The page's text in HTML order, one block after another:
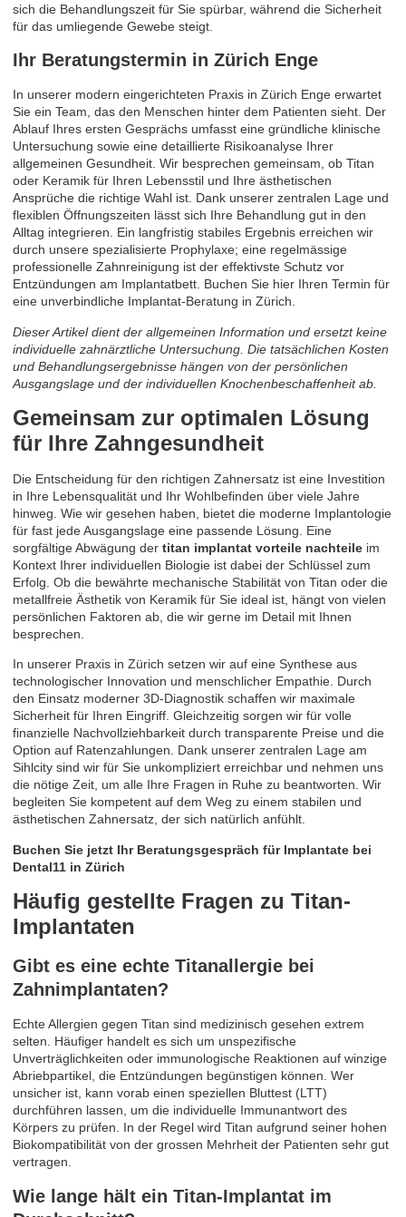
sich die Behandlungszeit für Sie spürbar, während die Sicherheit
für das umliegende Gewebe steigt.
Ihr Beratungstermin in Zürich Enge
In unserer modern eingerichteten Praxis in Zürich Enge erwartet
Sie ein Team, das den Menschen hinter dem Patienten sieht. Der
Ablauf Ihres ersten Gesprächs umfasst eine gründliche klinische
Untersuchung sowie eine detaillierte Risikoanalyse Ihrer
allgemeinen Gesundheit. Wir besprechen gemeinsam, ob Titan
oder Keramik für Ihren Lebensstil und Ihre ästhetischen
Ansprüche die richtige Wahl ist. Dank unserer zentralen Lage und
flexiblen Öffnungszeiten lässt sich Ihre Behandlung gut in den
Alltag integrieren. Ein langfristig stabiles Ergebnis erreichen wir
durch unsere spezialisierte Prophylaxe; eine regelmässige
professionelle Zahnreinigung ist der effektivste Schutz vor
Entzündungen am Implantatbett. Buchen Sie hier Ihren Termin für
eine unverbindliche Implantat-Beratung in Zürich
Dieser Artikel dient der allgemeinen Information und ersetzt keine
individuelle zahnärztliche Untersuchung. Die tatsächlichen Kosten
und Behandlungsergebnisse hängen von der persönlichen
Ausgangslage und der individuellen Knochenbeschaffenheit ab.
Gemeinsam zur optimalen Lösung
für Ihre Zahngesundheit
Die Entscheidung für den richtigen Zahnersatz ist eine Investition
in Ihre Lebensqualität und Ihr Wohlbefinden über viele Jahre
hinweg. Wie wir gesehen haben, bietet die moderne Implantologie
für fast jede Ausgangslage eine passende Lösung. Eine
sorgfältige Abwägung der titan implantat vorteile nachteile im
Kontext Ihrer individuellen Biologie ist dabei der Schlüssel zum
Erfolg. Ob die bewährte mechanische Stabilität von Titan oder die
metallfreie Ästhetik von Keramik für Sie ideal ist, hängt von vielen
persönlichen Faktoren ab, die wir gerne im Detail mit Ihnen
besprechen.
In unserer Praxis in Zürich setzen wir auf eine Synthese aus
technologischer Innovation und menschlicher Empathie. Durch
den Einsatz moderner 3D-Diagnostik schaffen wir maximale
Sicherheit für Ihren Eingriff. Gleichzeitig sorgen wir für volle
finanzielle Nachvollziehbarkeit durch transparente Preise und die
Option auf Ratenzahlungen. Dank unserer zentralen Lage am
Sihlcity sind wir für Sie unkompliziert erreichbar und nehmen uns
die nötige Zeit, um alle Ihre Fragen in Ruhe zu beantworten. Wir
begleiten Sie kompetent auf dem Weg zu einem stabilen und
ästhetischen Zahnersatz, der sich natürlich anfühlt.
Buchen Sie jetzt Ihr Beratungsgespräch für Implantate bei
Dental11 in Zürich
Häufig gestellte Fragen zu Titan-
Implantaten
Gibt es eine echte Titanallergie bei
Zahnimplantaten?
Echte Allergien gegen Titan sind medizinisch gesehen extrem
selten. Häufiger handelt es sich um unspezifische
Unverträglichkeiten oder immunologische Reaktionen auf winzige
Abriebpartikel, die Entzündungen begünstigen können. Wer
unsicher ist, kann vorab einen speziellen Bluttest (LTT)
durchführen lassen, um die individuelle Immunantwort des
Körpers zu prüfen. In der Regel wird Titan aufgrund seiner hohen
Biokompatibilität von der grossen Mehrheit der Patienten sehr gut
vertragen.
Wie lange hält ein Titan-Implantat im